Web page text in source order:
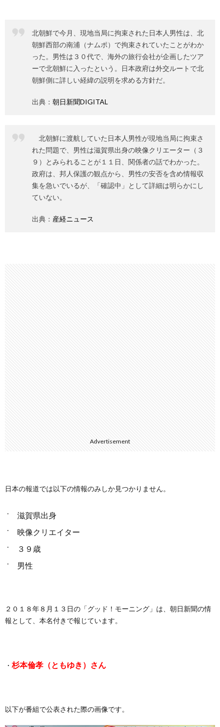
北朝鮮で今月、現地当局に拘束された日本人男性は、北
朝鮮西部の南浦（ナムポ）で拘束されていたことがわか
った。男性は３０代で、海外の旅行会社が企画したツア
ーで北朝鮮に入ったという。日本政府は外交ルートで北
朝鮮側に詳しい経緯の説明を求める方針だ。
出典： 朝日新聞DIGITAL
北朝鮮に渡航していた日本人男性が現地当局に拘束さ
れた問題で、男性は滋賀県出身の映像クリエーター（３
９）とみられることが１１日、関係者の話でわかった。
政府は、邦人保護の観点から、男性の安否を含め情報収
集を急いでいるが、「確認中」として詳細は明らかにし
ていない。
出典： 産経ニュース
Advertisement
日本の報道では以下の情報のみしか見つかりません。
滋賀県出身
映像クリエイター
３９歳
男性
２０１８年８月１３日の「グッド！モーニング」は、朝日新聞の情
報として、本名付きで報じています。
・ 杉本倫孝（ともゆき）さん
以下が番組で公表された際の画像です。